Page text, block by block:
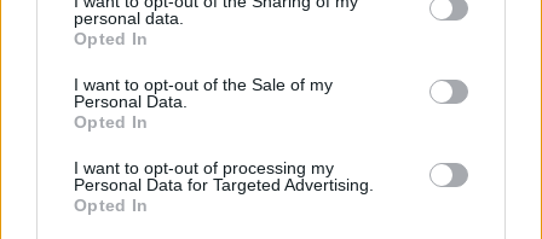
grant or deny consent to Google and its third-party tags to
use your data for below specified purposes in below Google
consent section.
personal data.
Opted In
I want to opt-out of the Sale of my
Personal Data.
Opted In
I want to opt-out of processing my
Personal Data for Targeted Advertising.
Opted In
χαμηλότερη από εκείνη των σημερινών συστημάτων
τις αρχικές προβλέψεις του λιγότερο σημαντικές για
την υπερτοπική πρόγνωση του καιρού. Το
Weather
λειτουργεί με ανάλυση 1,5 μοίρας, που
σημαίνει ότι κάθε πλαίσιο στο πλέγμα του καλύπτει
1,5 μοίρα γεωγραφικού πλάτους και 1,5 μοίρα